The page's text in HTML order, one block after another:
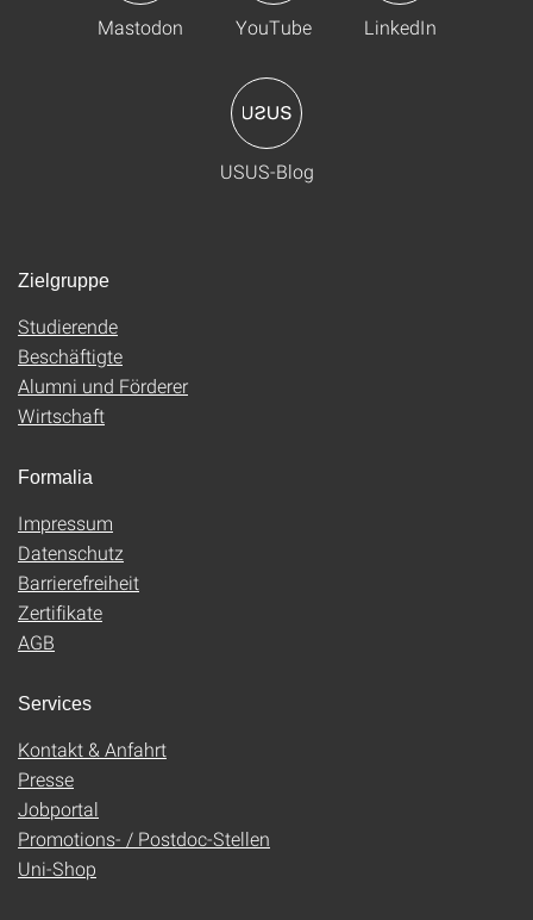
Mastodon YouTube LinkedIn
USUS-Blog
Zielgruppe
Studierende
Beschäftigte
Alumni und Förderer
Wirtschaft
Formalia
Impressum
Datenschutz
Barrierefreiheit
Zertifikate
AGB
Services
Kontakt & Anfahrt
Presse
Jobportal
Promotions- / Postdoc-Stellen
Uni-Shop